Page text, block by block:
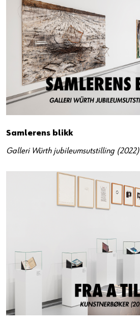
Samlerens blikk
Galleri Würth jubileumsutstilling (2022)